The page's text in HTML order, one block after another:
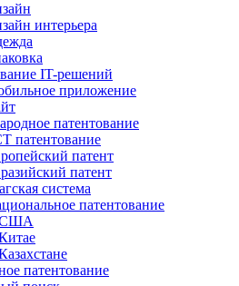
интерьера
IT-решений
приложение
патентование
патентование
патент
патент
система
патентование
патентование